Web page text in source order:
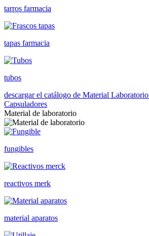
tarros farmacia
tapas farmacia
tubos
descargar el catálogo de Material Laboratorio
Capsuladores
Material de laboratorio
fungibles
reactivos merk
material aparatos